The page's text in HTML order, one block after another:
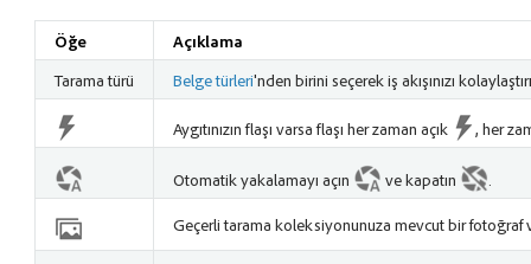
Öğe
Açıklama
Tarama türü
Belge türleri'nden birini seçerek iş akışınızı
Aygıtınızın flaşı varsa flaşı her zaman açık , her
Otomatik yakalamayı açın ve kapatın
Geçerli tarama koleksiyonunuza mevcut bir fotoğraf